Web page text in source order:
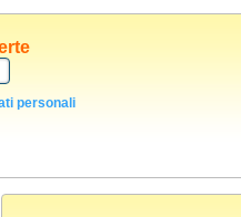
personali